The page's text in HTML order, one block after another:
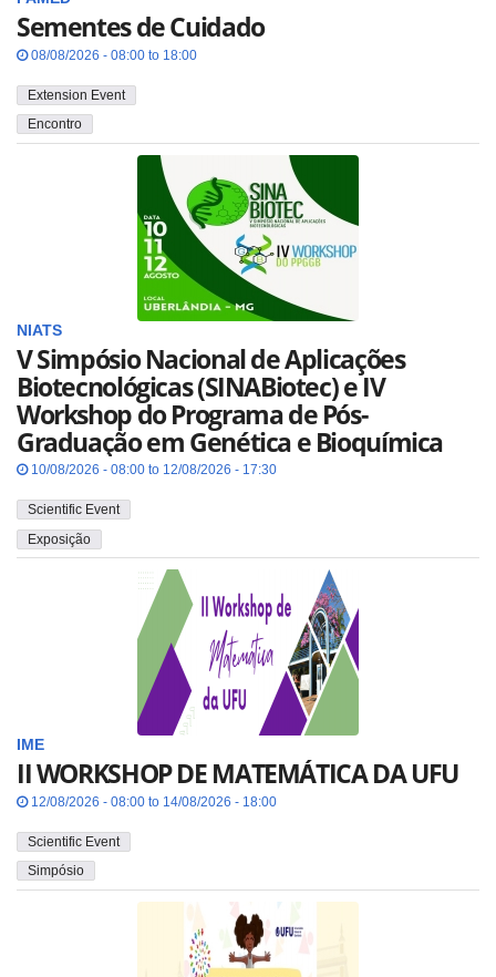
Sementes de Cuidado
08/08/2026 - 08:00 to 18:00
Extension Event
Encontro
NIATS
V Simpósio Nacional de Aplicações
Biotecnológicas (SINABiotec) e IV
Workshop do Programa de Pós-
Graduação em Genética e Bioquímica
10/08/2026 - 08:00 to 12/08/2026 - 17:30
Scientific Event
Exposição
IME
II WORKSHOP DE MATEMÁTICA DA UFU
12/08/2026 - 08:00 to 14/08/2026 - 18:00
Scientific Event
Simpósio